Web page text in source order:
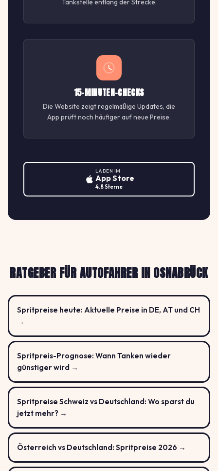
Tankstelle entlang der Strecke.
15-MINUTEN-CHECKS
Die Website zeigt regelmäßige Updates, die
App prüft noch häufiger auf neue Preise.
LADEN IM
App Store
4.8 Sterne
RATGEBER FÜR AUTOFAHRER IN OSNABRÜCK
Spritpreise heute: Aktuelle Preise in DE, AT und CH
→
Spritpreis-Prognose: Wann Tanken wieder
günstiger wird →
Spritpreise Schweiz vs Deutschland: Wo sparst du
jetzt mehr? →
Österreich vs Deutschland: Spritpreise 2026 →